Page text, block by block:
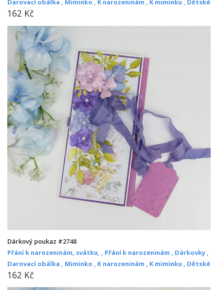
Darovací obálka , Miminko , K narozeninám , K miminku , Dětské
162 Kč
Dárkový poukaz #2748
Přání k narozeninám, svátku, , Přání k narozeninám , Dárkovky ,
Darovací obálka , Miminko , K narozeninám , K miminku , Dětské
162 Kč